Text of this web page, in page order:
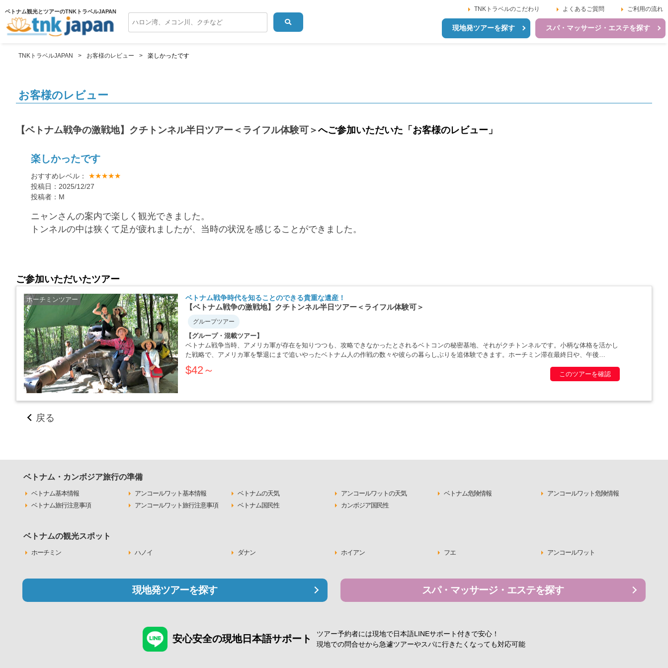
ベトナム観光とツアーのTNKトラベルJAPAN TNKトラベルのこだわり よくあるご質問 ご利用の流れ
現地発ツアーを探す スパ・マッサージ・エステを探す
TNKトラベルJAPAN お客様のレビュー 楽しかったです
お客様のレビュー
【ベトナム戦争の激戦地】クチトンネル半日ツアー＜ライフル体験可＞へご参加いただいた「お客様のレビュー」
楽しかったです
おすすめレベル： ★★★★★
投稿日：2025/12/27
投稿者：M
ニャンさんの案内で楽しく観光できました。
トンネルの中は狭くて足が疲れましたが、当時の状況を感じることができました。
ご参加いただいたツアー
ホーチミンツアー ベトナム戦争時代を知ることのできる貴重な遺産！
【ベトナム戦争の激戦地】クチトンネル半日ツアー＜ライフル体験可＞
グループツアー
【グループ・混載ツアー】
ベトナム戦争当時、アメリカ軍が存在を知りつつも、攻略できなかったとされるベトコンの秘密基地、それがクチトンネルです。小柄な体格を活かし
た戦略で、アメリカ軍を撃退にまで追いやったベトナム人の作戦の数々や彼らの暮らしぶりを追体験できます。ホーチミン滞在最終日や、午後
か・・・・・
$42～ このツアーを確認
戻る
ベトナム・カンボジア旅行の準備
ベトナム基本情報 アンコールワット基本情報 ベトナムの天気 アンコールワットの天気 ベトナム危険情報
アンコールワット危険情報
ベトナム旅行注意事項
アンコールワット旅行注意事項 ベトナム国民性 カンボジア国民性
ベトナムの観光スポット
ホーチミン ハノイ ダナン ホイアン フエ アンコールワット
現地発ツアーを探す スパ・マッサージ・エステを探す
安心安全の現地日本語サポート ツアー予約者には現地で日本語LINEサポート付きで安心！
現地での問合せから急遽ツアーやスパに行きたくなっても対応可能